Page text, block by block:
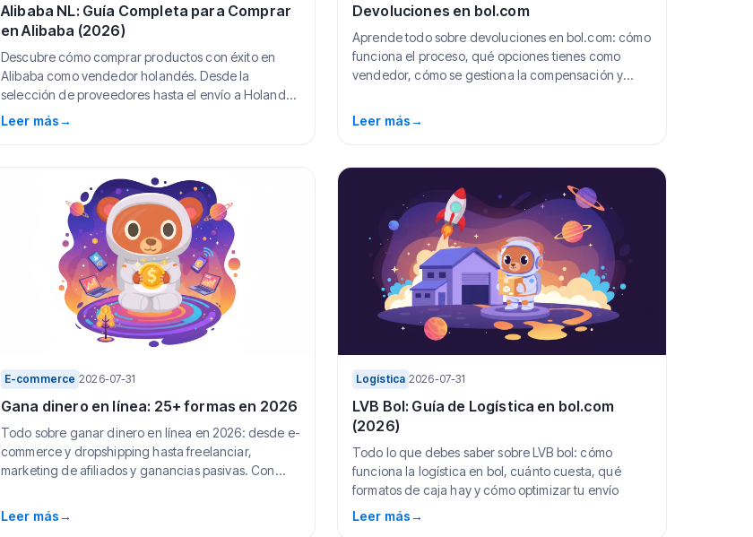
Alibaba NL: Guía Completa para Comprar
en Alibaba (2026)
Descubre cómo comprar productos con éxito en
Alibaba como vendedor holandés. Desde la
selección de proveedores hasta el envío a Holanda,
todo lo qu...
Leer más→
Devoluciones en bol.com
Aprende todo sobre devoluciones en bol.com: cómo
funciona el proceso, qué opciones tienes como
vendedor, cómo se gestiona la compensación y
Leer más→
E-commerce 2026-07-31
Gana dinero en línea: 25+ formas en 2026
Todo sobre ganar dinero en línea en 2026: desde e-
commerce y dropshipping hasta freelanciar,
marketing de afiliados y ganancias pasivas. Con
Leer más→
Logística 2026-07-31
LVB Bol: Guía de Logística en bol.com
(2026)
Todo lo que debes saber sobre LVB bol: cómo
funciona la logística en bol, cuánto cuesta, qué
formatos de caja hay y cómo optimizar tu envío
Leer más→